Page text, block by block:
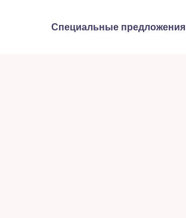
Специальные предложения